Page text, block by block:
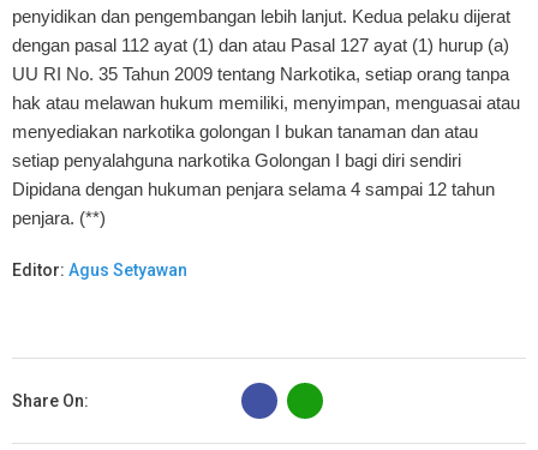
penyidikan dan pengembangan lebih lanjut. Kedua pelaku dijerat
dengan pasal 112 ayat (1) dan atau Pasal 127 ayat (1) hurup (a)
UU RI No. 35 Tahun 2009 tentang Narkotika, setiap orang tanpa
hak atau melawan hukum memiliki, menyimpan, menguasai atau
menyediakan narkotika golongan I bukan tanaman dan atau
setiap penyalahguna narkotika Golongan I bagi diri sendiri
Dipidana dengan hukuman penjara selama 4 sampai 12 tahun
penjara. (**)
Editor: Agus Setyawan
Share On:
B